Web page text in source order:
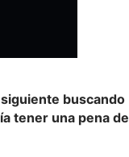
buscando
tener una pena de